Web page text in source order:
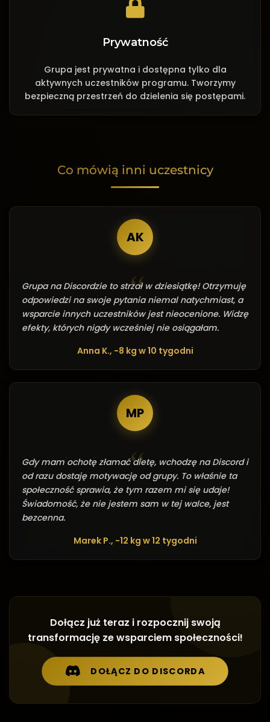
Prywatność
Grupa jest prywatna i dostępna tylko dla
aktywnych uczestników programu. Tworzymy
bezpieczną przestrzeń do dzielenia się postępami.
Co mówią inni uczestnicy
AK
Grupa na Discordzie to strzał w dziesiątkę! Otrzymuję
odpowiedzi na swoje pytania niemal natychmiast, a
wsparcie innych uczestników jest nieocenione. Widzę
efekty, których nigdy wcześniej nie osiągałam.
Anna K., -8 kg w 10 tygodni
MP
Gdy mam ochotę złamać dietę, wchodzę na Discord i
od razu dostaję motywację od grupy. To właśnie ta
społeczność sprawia, że tym razem mi się udaje!
Świadomość, że nie jestem sam w tej walce, jest
bezcenna.
Marek P., -12 kg w 12 tygodni
Dołącz już teraz i rozpocznij swoją
transformację ze wsparciem społeczności!
DOŁĄCZ DO DISCORDA